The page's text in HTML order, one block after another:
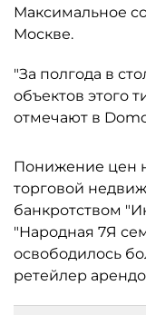
Максимальное
Москве.
"За полгода в
объектов этого
отмечают в
Понижение цен
торговой
банкротством
"Народная 7Я
освободилось
ретейлер